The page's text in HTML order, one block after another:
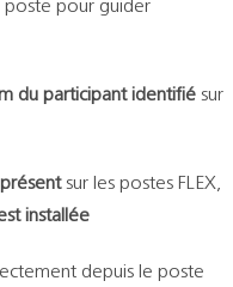
poste pour guider
du participant identifiésur
sur les postes FLEX,
installée
depuis le poste